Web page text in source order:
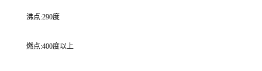
沸点:290度
燃点:400度以上